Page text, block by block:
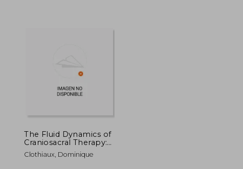
The Fluid Dynamics of
Craniosacral Therapy:
Foundational
Biodynamics (en
Clothiaux, Dominique